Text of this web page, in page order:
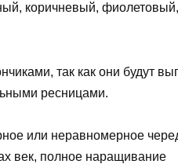
коричневый,
так как они будут
ресницами.
или неравномерное
век, полное наращивание